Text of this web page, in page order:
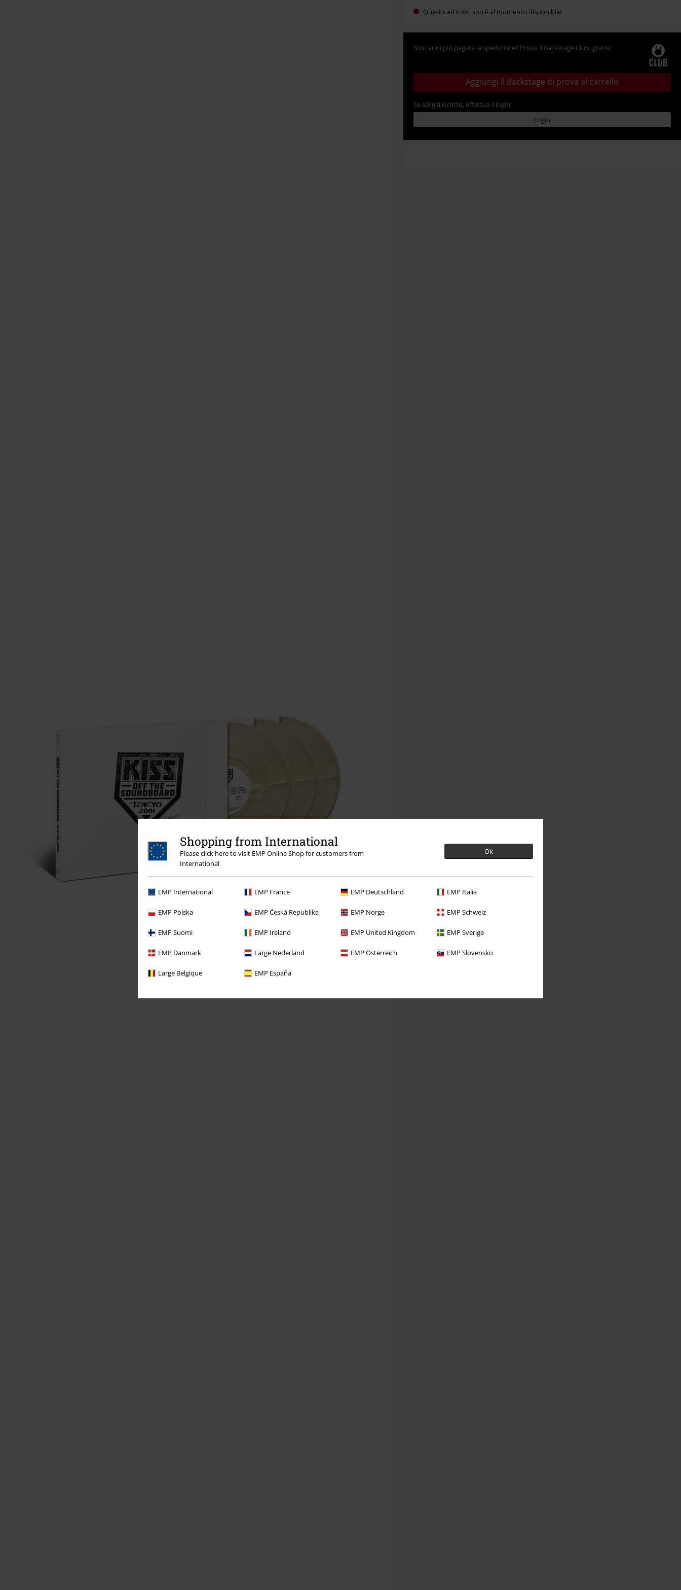
Shopping from International
Please click here to visit EMP Online Shop for customers from
International
Ok
EMP International EMP France EMP Deutschland EMP Italia
EMP Polska EMP Česká Republika EMP Norge EMP Schweiz
EMP Suomi EMP Ireland EMP United Kingdom EMP Sverige
EMP Danmark Large Nederland EMP Österreich EMP Slovensko
Large Belgique EMP España
Questo articolo non è al momento disponibile.
Non vuoi più pagare la spedizione? Prova il Backstage Club, gratis!
Aggiungi il Backstage di prova al carrello
Se sei già iscritto, effettua il login:
Login